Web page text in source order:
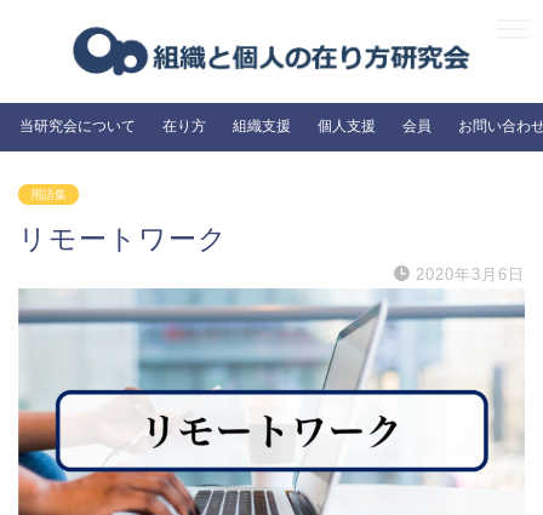
当研究会について 在り方 組織支援 個人支援 会員 お問い合わ
用語集
リモートワーク
2020年3月6日